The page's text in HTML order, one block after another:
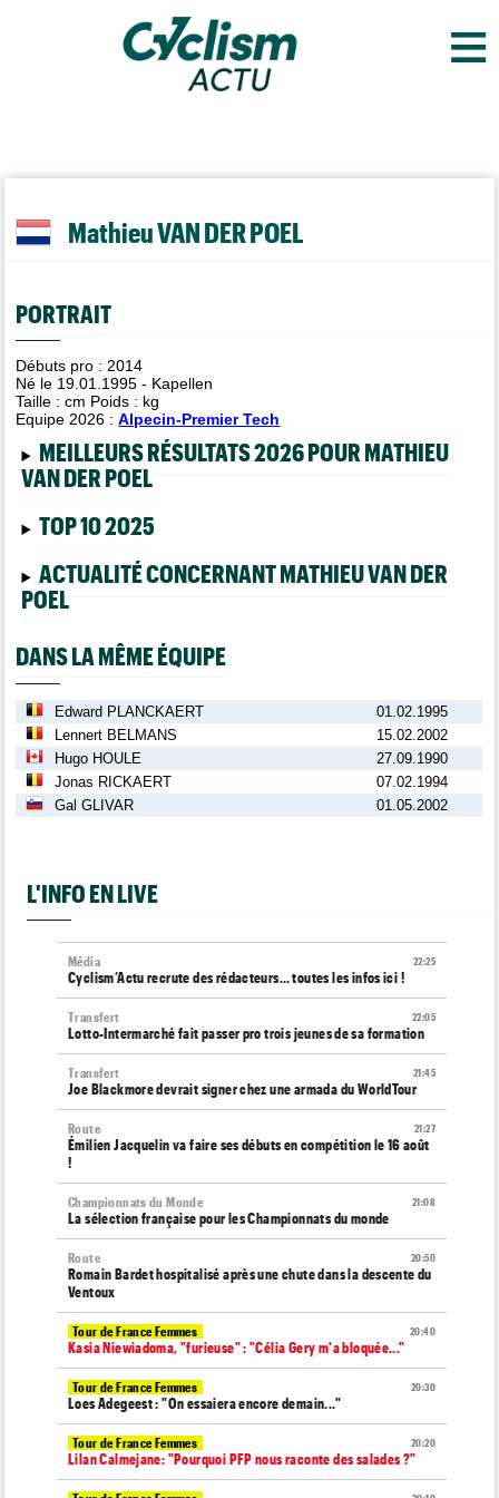
≡
Mathieu VAN DER POEL
PORTRAIT
Débuts pro : 2014
Né le 19.01.1995 - Kapellen
Taille :cm Poids : kg
Equipe 2026 :Alpecin-Premier Tech
MEILLEURS RÉSULTATS 2026 POUR MATHIEU
VAN DER POEL
TOP 10 2025
ACTUALITÉ CONCERNANT MATHIEU VAN DER
POEL
DANS LA MÊME ÉQUIPE
Edward PLANCKAERT
01.02.1995
Lennert BELMANS
15.02.2002
Hugo HOULE
27.09.1990
Jonas RICKAERT
07.02.1994
Gal GLIVAR
01.05.2002
L'INFO EN LIVE
22:25
Média
Cyclism’Actu recrute des rédacteurs… toutes les infos ici !
22:05
Transfert
Lotto-Intermarché fait passer pro trois jeunes de sa formation
21:45
Transfert
Joe Blackmore devrait signer chez une armada du WorldTour
21:27
Route
Émilien Jacquelin va faire ses débuts en compétition le 16 août
!
21:08
Championnats du Monde
La sélection française pour les Championnats du monde
20:50
Route
Romain Bardet hospitalisé après une chute dans la descente du
Ventoux
20:40
Tour de France Femmes
Kasia Niewiadoma, "furieuse" : "Célia Gery m'a bloquée..."
20:30
Tour de France Femmes
Loes Adegeest : "On essaiera encore demain..."
20:20
Tour de France Femmes
Lilan Calmejane: "Pourquoi PFP nous raconte des salades ?"